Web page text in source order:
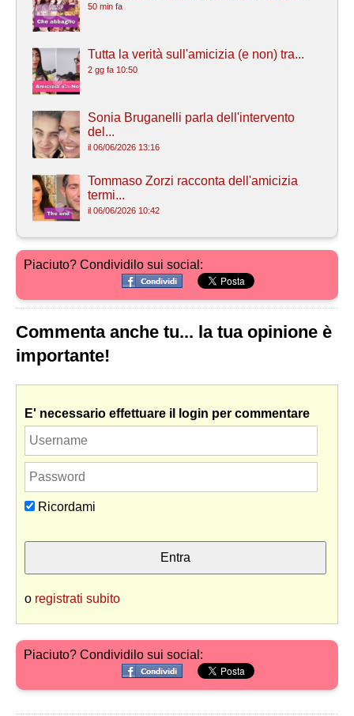
50 min fa
Tutta la verità sull'amicizia (e non) tra...
2 gg fa 10:50
Sonia Bruganelli parla dell'intervento
del...
il 06/06/2026 13:16
Tommaso Zorzi racconta dell'amicizia
termi...
il 06/06/2026 10:42
Piaciuto? Condividilo sui social:
Commenta anche tu... la tua opinione è
importante!
E' necessario effettuare il login per commentare
Ricordami
o registrati subito
Piaciuto? Condividilo sui social: